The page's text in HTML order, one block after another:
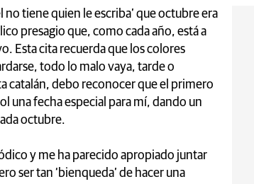
no tiene quien le escriba’ que octubre era
presagio que, como cada año, está a
Esta cita recuerda que los colores
todo lo malo vaya, tarde o
catalán, debo reconocer que el primero
una fecha especial para mí, dando un
octubre.
y me ha parecido apropiado juntar
ser tan ‘bienqueda’ de hacer una